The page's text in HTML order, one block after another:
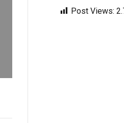
Post Views: